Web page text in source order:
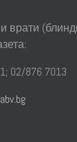
врати
02/876 7013